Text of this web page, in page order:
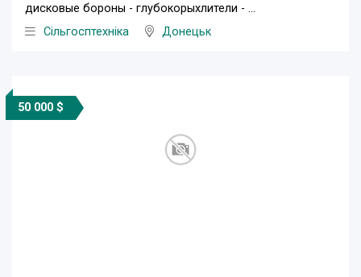
дисковые бороны - глубокорыхлители - ...
Сільгосптехніка
Донецьк
50 000 $